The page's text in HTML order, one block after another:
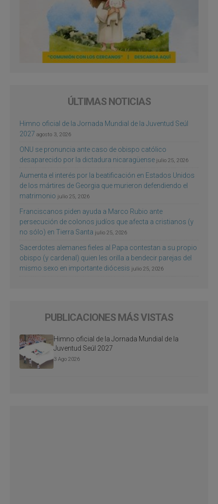
ÚLTIMAS NOTICIAS
Himno oficial de la Jornada Mundial de la Juventud Seúl
2027 agosto 3, 2026
ONU se pronuncia ante caso de obispo católico
desaparecido por la dictadura nicaragüense julio 25, 2026
Aumenta el interés por la beatificación en Estados Unidos
de los mártires de Georgia que murieron defendiendo el
matrimonio julio 25, 2026
Franciscanos piden ayuda a Marco Rubio ante
persecución de colonos judíos que afecta a cristianos (y
no sólo) en Tierra Santa julio 25, 2026
Sacerdotes alemanes fieles al Papa contestan a su propio
obispo (y cardenal) quien les orilla a bendecir parejas del
mismo sexo en importante diócesis julio 25, 2026
PUBLICACIONES MÁS VISTAS
Himno oficial de la Jornada Mundial de la
Juventud Seúl 2027
3 Ago 2026